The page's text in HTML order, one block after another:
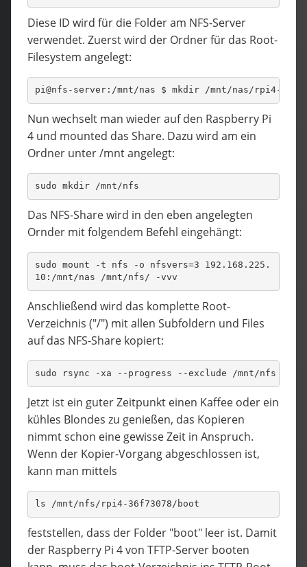
Diese ID wird für die Folder am NFS-Server
verwendet. Zuerst wird der Ordner für das Root-
Filesystem angelegt:
pi@nfs-server:/mnt/nas $ mkdir /mnt/nas/rpi4-
Nun wechselt man wieder auf den Raspberry Pi
4 und mounted das Share. Dazu wird am ein
Ordner unter /mnt angelegt:
sudo mkdir /mnt/nfs
Das NFS-Share wird in den eben angelegten
Ornder mit folgendem Befehl eingehängt:
sudo mount -t nfs -o nfsvers=3 192.168.225.
10:/mnt/nas /mnt/nfs/ -vvv
Anschließend wird das komplette Root-
Verzeichnis ("/") mit allen Subfoldern und Files
auf das NFS-Share kopiert:
sudo rsync -xa --progress --exclude /mnt/nfs / /
Jetzt ist ein guter Zeitpunkt einen Kaffee oder ein
kühles Blondes zu genießen, das Kopieren
nimmt schon eine gewisse Zeit in Anspruch.
Wenn der Kopier-Vorgang abgeschlossen ist,
kann man mittels
ls /mnt/nfs/rpi4-36f73078/boot
feststellen, dass der Folder "boot" leer ist. Damit
der Raspberry Pi 4 von TFTP-Server booten